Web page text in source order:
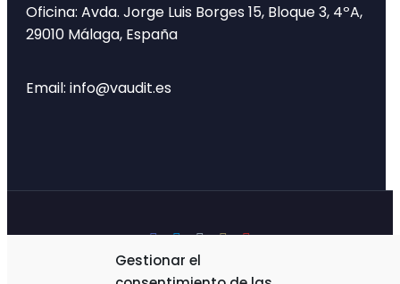
Gestionar el
Oficina: Avda. Jorge Luis Borges 15, Bloque 3, 4ºA,
29010 Málaga, España
Email: info@vaudit.es